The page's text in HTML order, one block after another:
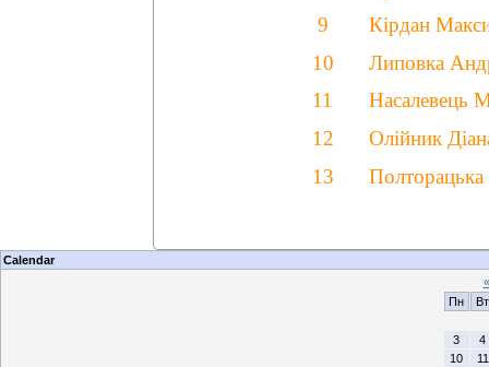
9
10
11
12
13
Кірдан
Липовка
Насалевець
Олійник
Calendar
«
Пн
Вт
3
4
10
11